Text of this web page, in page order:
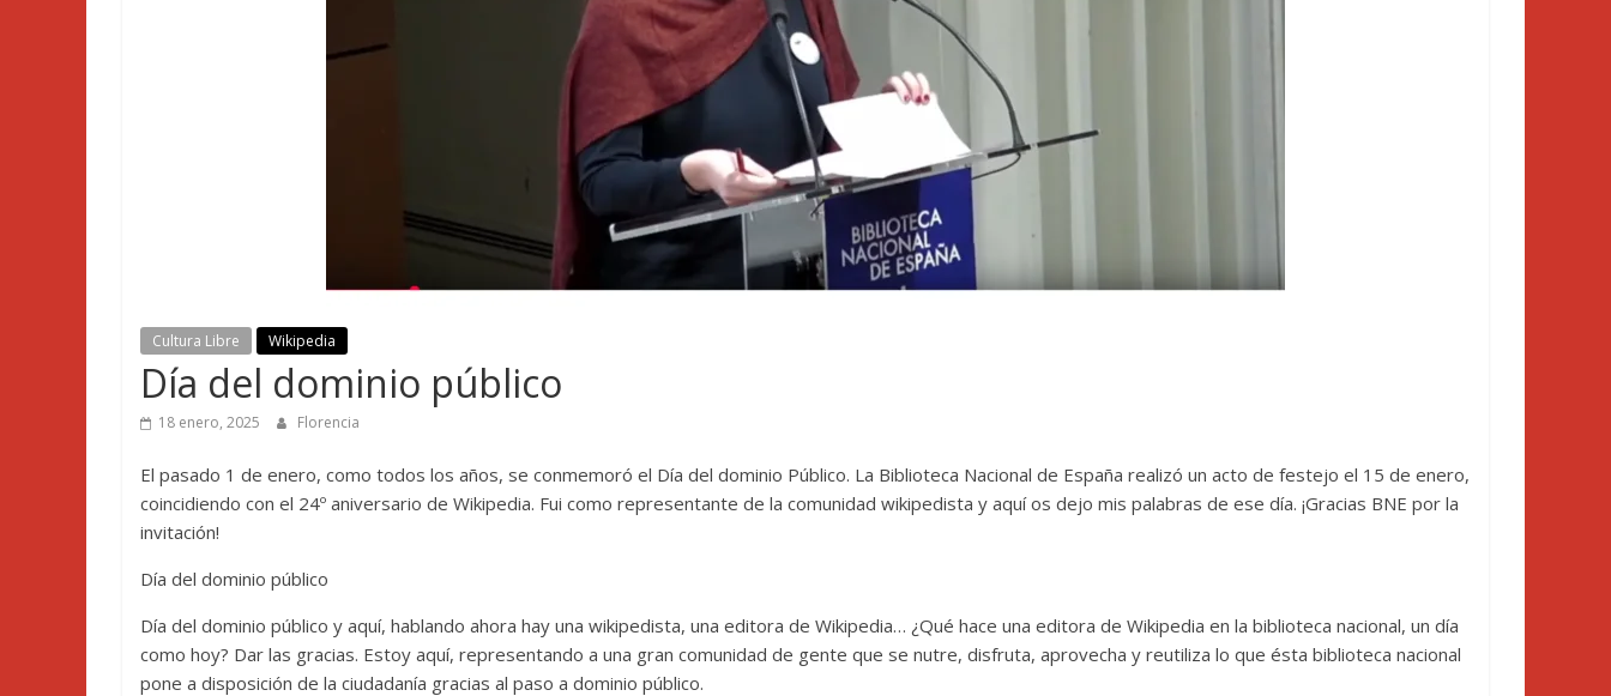
Cultura Libre Wikipedia
Día del dominio público
18 enero, 2025 Florencia
El pasado 1 de enero, como todos los años, se conmemoró el Día del dominio Público. La Biblioteca Nacional de España realizó un acto de festejo el 15 de enero,
coincidiendo con el 24º aniversario de Wikipedia. Fui como representante de la comunidad wikipedista y aquí os dejo mis palabras de ese día. ¡Gracias BNE por la
invitación!
Día del dominio público
Día del dominio público y aquí, hablando ahora hay una wikipedista, una editora de Wikipedia… ¿Qué hace una editora de Wikipedia en la biblioteca nacional, un día
como hoy? Dar las gracias. Estoy aquí, representando a una gran comunidad de gente que se nutre, disfruta, aprovecha y reutiliza lo que ésta biblioteca nacional
pone a disposición de la ciudadanía gracias al paso a dominio público.